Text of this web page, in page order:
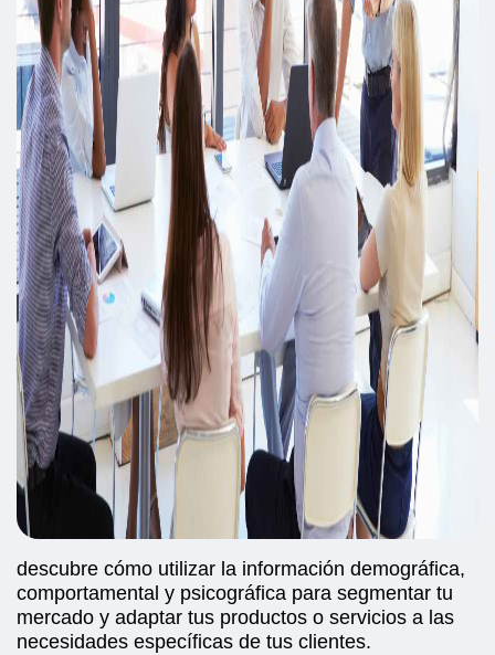
descubre cómo utilizar la información demográfica,
comportamental y psicográfica para segmentar tu
mercado y adaptar tus productos o servicios a las
necesidades específicas de tus clientes.